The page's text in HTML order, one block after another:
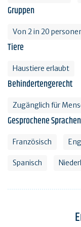
Gruppen
Von 2 in 20
Tiere
Haustiere erlaubt
Behindertengerecht
Zugänglich für
Gesprochene Sprachen
Französisch
Spanisch